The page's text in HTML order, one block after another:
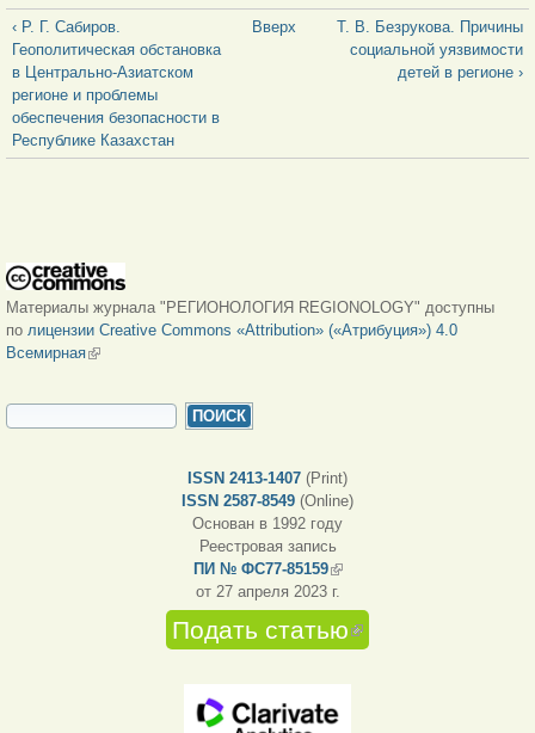
‹ Р. Г. Сабиров.
Геополитическая обстановка
в Центрально-Азиатском
регионе и проблемы
обеспечения безопасности в
Республике Казахстан
Вверх
Т. В. Безрукова. Причины
социальной уязвимости
детей в регионе ›
Материалы журнала "РЕГИОНОЛОГИЯ REGIONOLOGY" доступны
по лицензии Creative Commons «Attribution» («Атрибуция») 4.0
Всемирная(внешняя ссылка)
ФОРМА ПОИСКА
ISSN 2413-1407 (Print)
ISSN 2587-8549 (Online)
Основан в 1992 году
Реестровая запись
ПИ № ФС77-85159(внешняя ссылка)
от 27 апреля 2023 г.
Подать статью